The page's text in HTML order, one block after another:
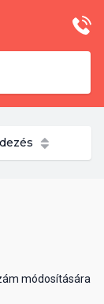
módosítására